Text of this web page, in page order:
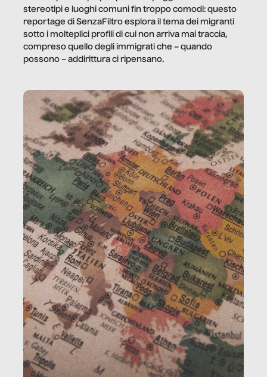
stereotipi e luoghi comuni fin troppo comodi: questo
reportage di SenzaFiltro esplora il tema dei migranti
sotto i molteplici profili di cui non arriva mai traccia,
compreso quello degli immigrati che – quando
possono – addirittura ci ripensano.